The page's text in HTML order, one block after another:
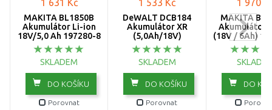
MAKITA BL1850B
Akumulátor Li-ion
18V/5,0 Ah 197280-8
SKLADEM
DO KOŠÍKU
Porovnat
DeWALT DCB184
Akumulátor XR
(5,0Ah/18V)
SKLADEM
DO KOŠÍKU
Porovnat
MAKITA
Akumulátor
(18V / 6Ah)
DO